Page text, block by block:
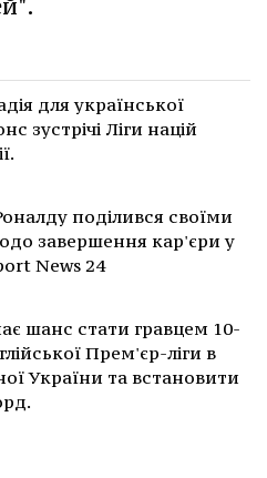
для української
зустрічі Ліги націй
поділився своїми
завершення кар'єри у
News 24
шанс стати гравцем 10-
Прем'єр-ліги в
України та встановити